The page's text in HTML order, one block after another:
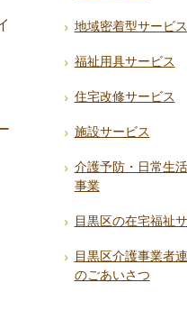
地域密着型サービス
福祉用具サービス
住宅改修サービス
施設サービス
介護予防・日常生
事業
目黒区の在宅福祉
目黒区介護事業者
のごあいさつ